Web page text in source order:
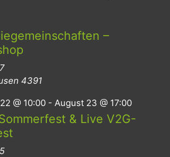
–
4391
@ 10:00 - August 23 @ 17:00
& Live V2G-